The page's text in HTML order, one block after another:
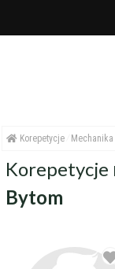
Korepetycje
Korepetycje
Bytom